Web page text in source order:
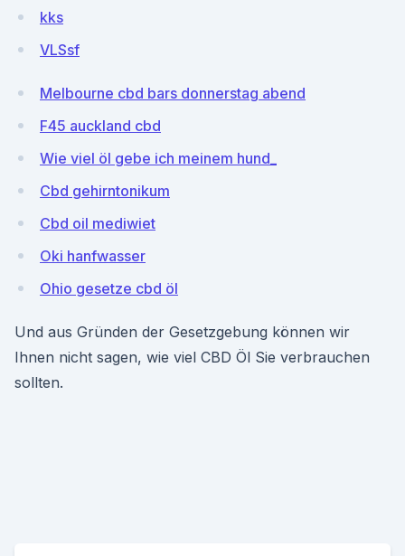
kks
VLSsf
Melbourne cbd bars donnerstag abend
F45 auckland cbd
Wie viel öl gebe ich meinem hund_
Cbd gehirntonikum
Cbd oil mediwiet
Oki hanfwasser
Ohio gesetze cbd öl
Und aus Gründen der Gesetzgebung können wir
Ihnen nicht sagen, wie viel CBD Öl Sie verbrauchen
sollten.